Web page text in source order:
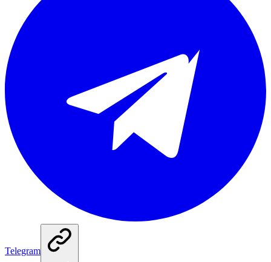
Telegram